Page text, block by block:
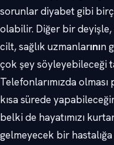
sorunlar diyabet gibi
olabilir. Diğer bir
cilt, sağlık uzmanlarının
çok şey söyleyebileceği
Telefonlarımızda
kısa sürede
belki de hayatımızı
gelmeyecek bir